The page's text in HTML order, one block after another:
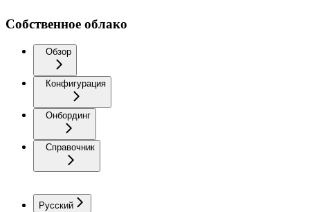
Собственное облако
Обзор
Конфигурация
Онбординг
Справочник
Русский